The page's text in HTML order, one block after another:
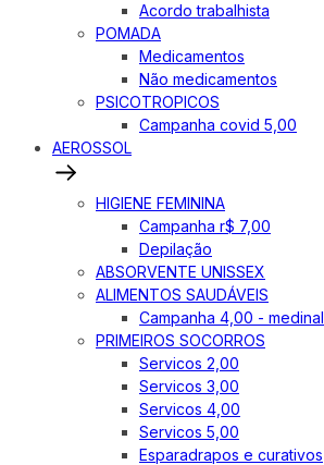
Acordo trabalhista
POMADA
Medicamentos
Não medicamentos
PSICOTROPICOS
Campanha covid 5,00
AEROSSOL
HIGIENE FEMININA
Campanha r$ 7,00
Depilação
ABSORVENTE UNISSEX
ALIMENTOS SAUDÁVEIS
Campanha 4,00 - medinal
PRIMEIROS SOCORROS
Servicos 2,00
Servicos 3,00
Servicos 4,00
Servicos 5,00
Esparadrapos e curativos